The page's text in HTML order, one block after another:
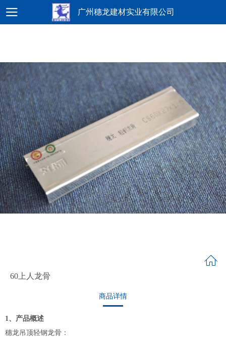
广州穗龙建材实业有限公司
60上人龙骨
商品详情
1、产品概述
穗龙吊顶轻钢龙骨：